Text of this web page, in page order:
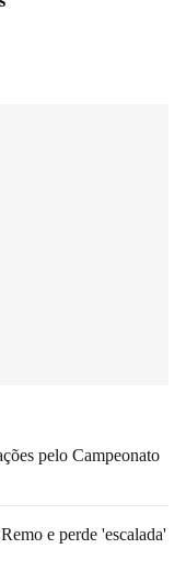
pelo Campeonato
e perde 'escalada'